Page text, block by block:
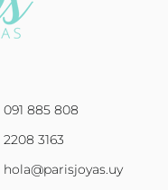
091 885 808
2208 3163
hola@parisjoyas.uy